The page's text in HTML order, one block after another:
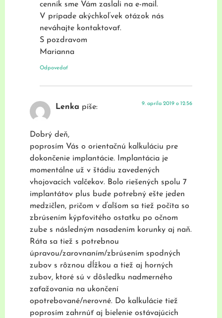
cenník sme Vám zaslali na e-mail.
V prípade akýchkoľvek otázok nás
neváhajte kontaktovať.
S pozdravom
Marianna
Odpovedať
Lenka píše: 9. apríla 2019 o 12:56
Dobrý deň,
poprosím Vás o orientačnú kalkuláciu pre
dokončenie implantácie. Implantácia je
momentálne už v štádiu zavedených
vhojovacích valčekov. Bolo riešených spolu 7
implantátov plus bude potrebný ešte jeden
medzičlen, pričom v ďalšom sa tiež počíta so
zbrúsením kýpťovitého ostatku po očnom
zube s následným nasadením korunky aj naň.
Ráta sa tiež s potrebnou
úpravou/zarovnaním/zbrúsením spodných
zubov s rôznou dĺžkou a tiež aj horných
zubov, ktoré sú v dôsledku nadmerného
zaťažovania na ukončení
opotrebované/nerovné. Do kalkulácie tiež
poprosím zahrnúť aj bielenie ostávajúcich